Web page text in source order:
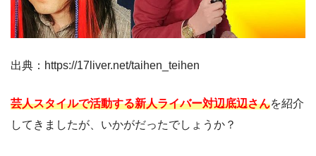
出典：https://17liver.net/taihen_teihen
芸人スタイルで活動する新人ライバー対辺底辺さんを紹介
してきましたが、いかがだったでしょうか？